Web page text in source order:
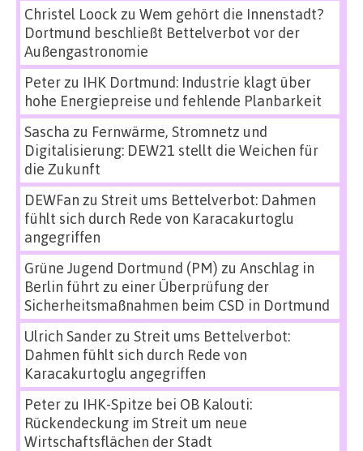
Christel Loock zu Wem gehört die Innenstadt?
Dortmund beschließt Bettelverbot vor der
Außengastronomie
Peterzu IHK Dortmund: Industrie klagt über
hohe Energiepreise und fehlende Planbarkeit
Sascha zu Fernwärme, Stromnetz und
Digitalisierung: DEW21 stellt die Weichen für
die Zukunft
DEWFan zu Streit ums Bettelverbot: Dahmen
fühlt sich durch Rede von Karacakurtoglu
angegriffen
Grüne Jugend Dortmund (PM) zu Anschlag in
Berlin führt zu einer Überprüfung der
Sicherheitsmaßnahmen beim CSD in Dortmund
Ulrich Sanderzu Streit ums Bettelverbot:
Dahmen fühlt sich durch Rede von
Karacakurtoglu angegriffen
Peterzu IHK-Spitze bei OB Kalouti:
Rückendeckung im Streit um neue
Wirtschaftsflächen der Stadt